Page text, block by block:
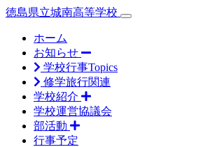
徳島県立城南高等学校
ホーム
お知らせ
学校行事Topics
修学旅行関連
学校紹介
学校運営協議会
部活動
行事予定